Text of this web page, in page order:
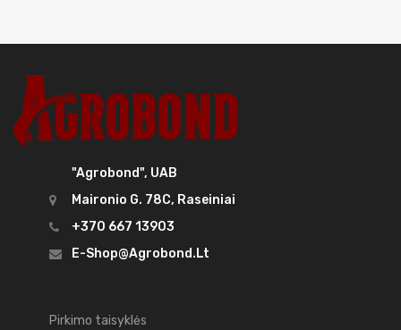
"Agrobond", UAB
Maironio G. 78C, Raseiniai
+370 667 13903
E-Shop@agrobond.lt
Pirkimo taisyklės